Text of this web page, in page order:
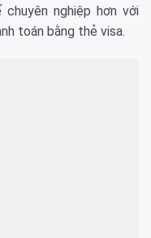
nghiệp hơn với
toán bằng thẻ visa.